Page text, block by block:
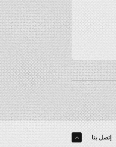
إتصل بنا